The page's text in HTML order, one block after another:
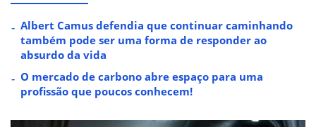
Albert Camus defendia que continuar caminhando
também pode ser uma forma de responder ao
absurdo da vida
O mercado de carbono abre espaço para uma
profissão que poucos conhecem!